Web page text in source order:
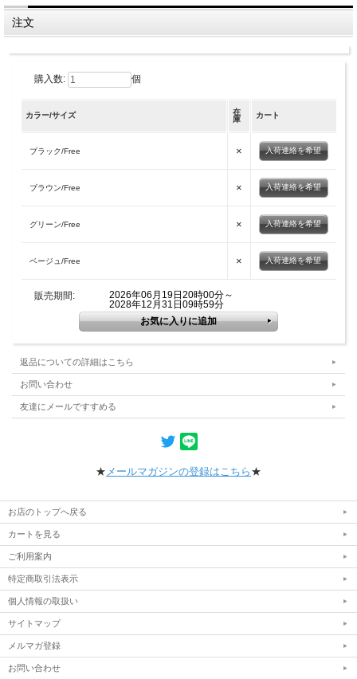
注文
購入数: 個
カラー/サイズ
在
庫
カート
ブラック/Free × 入荷連絡を希望
ブラウン/Free × 入荷連絡を希望
グリーン/Free × 入荷連絡を希望
ベージュ/Free × 入荷連絡を希望
販売期間:
2026年06月19日20時00分～
2028年12月31日09時59分
返品についての詳細はこちら
お問い合わせ
友達にメールですすめる
★ メールマガジンの登録はこちら ★
お店のトップへ戻る
カートを見る
ご利用案内
特定商取引法表示
個人情報の取扱い
サイトマップ
メルマガ登録
お問い合わせ